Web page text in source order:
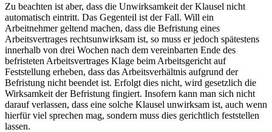
Zu beachten ist aber, dass die Unwirksamkeit der Klausel nicht
automatisch eintritt. Das Gegenteil ist der Fall. Will ein
Arbeitnehmer geltend machen, dass die Befristung eines
Arbeitsvertrages rechtsunwirksam ist, so muss er jedoch spätestens
innerhalb von drei Wochen nach dem vereinbarten Ende des
befristeten Arbeitsvertrages Klage beim Arbeitsgericht auf
Feststellung erheben, dass das Arbeitsverhältnis aufgrund der
Befristung nicht beendet ist. Erfolgt dies nicht, wird gesetzlich die
Wirksamkeit der Befristung fingiert. Insofern kann man sich nicht
darauf verlassen, dass eine solche Klausel unwirksam ist, auch wenn
hierfür viel sprechen mag, sondern muss dies gerichtlich feststellen
lassen.